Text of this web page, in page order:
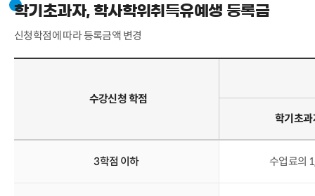
학기초과자, 학사학위취득유예생 등록금
신청학점에 따라 등록금액 변경
수강신청 학점
학기초과
3학점 이하 수업료의